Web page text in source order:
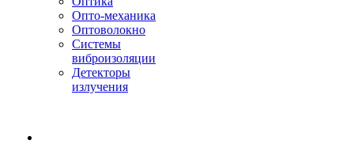
Опто-механика
Оптоволокно
Системы
виброизоляции
Детекторы
излучения